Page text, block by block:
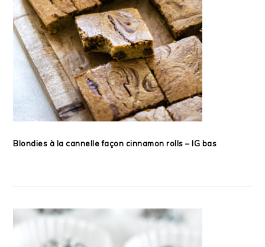
Blondies à la cannelle façon cinnamon rolls – IG bas